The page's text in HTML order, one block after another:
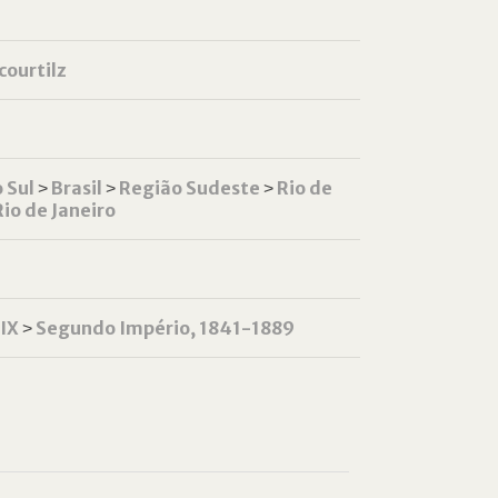
˃ Brasil ˃ Região Sudeste ˃ Rio de
de Janeiro
˃ Segundo Império, 1841-1889